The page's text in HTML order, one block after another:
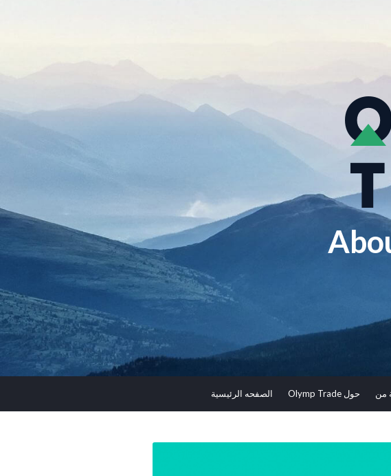
الصفحه الرئيسية حول Olymp Trade من